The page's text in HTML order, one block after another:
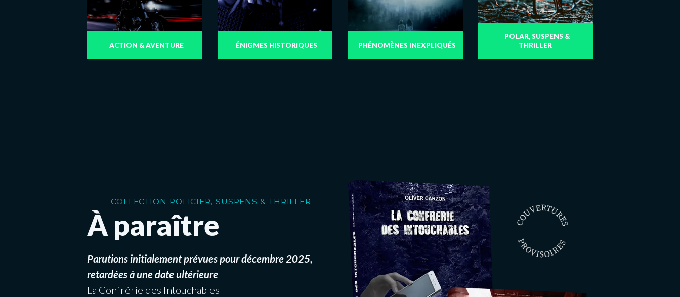
ACTION & AVENTURE ÉNIGMES HISTORIQUES PHÉNOMÈNES INEXPLIQUÉS
POLAR, SUSPENS &
THRILLER
COLLECTION POLICIER, SUSPENS & THRILLER
À paraître
Parutions initialement prévues pour décembre 2025,
retardées à une date ultérieure
La Confrérie des Intouchables